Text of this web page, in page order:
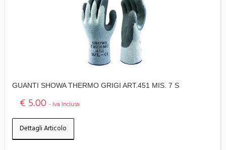
GUANTI SHOWA THERMO GRIGI ART.451 MIS. 7 S
€ 5.00 - Iva Inclusa
Dettagli Articolo